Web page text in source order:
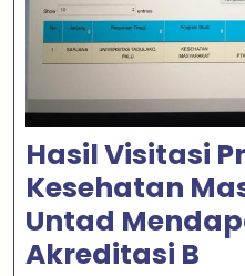
Hasil Visitasi
Kesehatan
Untad
Akreditasi B